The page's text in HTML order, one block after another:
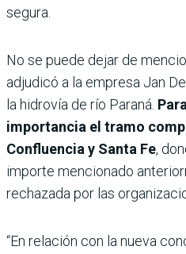
segura.
No se puede dejar de
adjudicó a la empresa Jan
la hidrovía de río Paraná.
importancia el tramo
Confluencia y Santa Fe,
importe mencionado
rechazada por las
“En relación con la nueva